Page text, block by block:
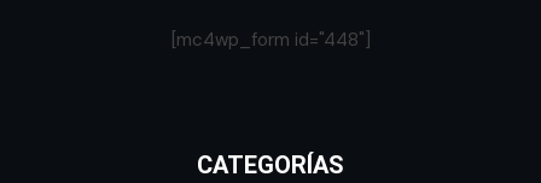
[mc4wp_form id="448"]
CATEGORÍAS